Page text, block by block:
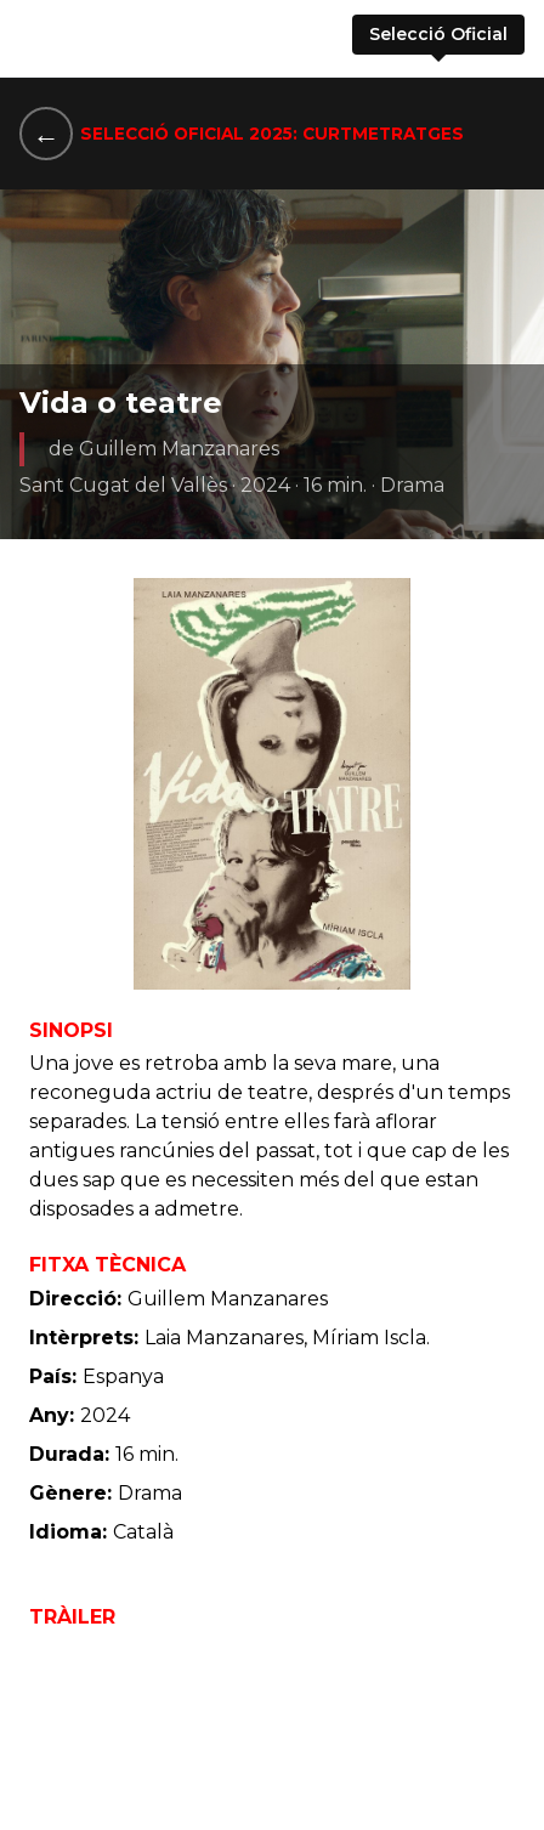
Selecció Oficial
← SELECCIÓ OFICIAL 2025: CURTMETRATGES
Vida o teatre
de Guillem Manzanares
Sant Cugat del Vallès · 2024 · 16 min. · Drama
SINOPSI
Una jove es retroba amb la seva mare, una
reconeguda actriu de teatre, després d'un temps
separades. La tensió entre elles farà aflorar
antigues rancúnies del passat, tot i que cap de les
dues sap que es necessiten més del que estan
disposades a admetre.
FITXA TÈCNICA
Direcció: Guillem Manzanares
Intèrprets: Laia Manzanares, Míriam Iscla.
País: Espanya
Any: 2024
Durada: 16 min.
Gènere: Drama
Idioma: Català
TRÀILER